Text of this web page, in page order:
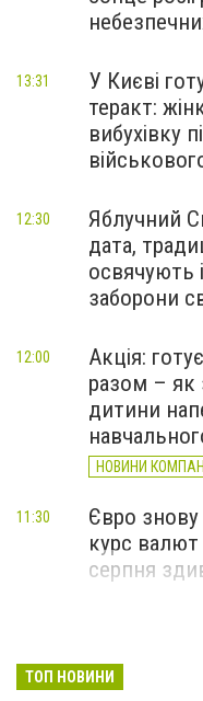
У Києві
теракт:
вибухівку
13:31
Яблучний
дата,
освячують
заборони
12:30
Акція:
разом – як
дитини
НОВИНИ
12:00
Євро знову
курс валют
серпня
11:30
ТОП НОВИНИ